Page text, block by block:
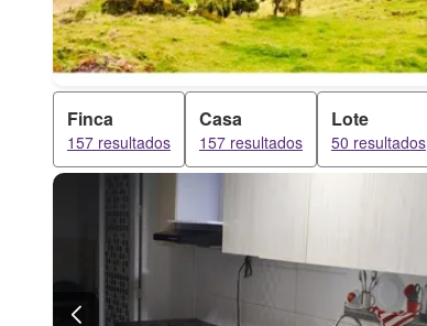
Finca
157 resultados
Casa
157 resultados
Lote
50 resultados